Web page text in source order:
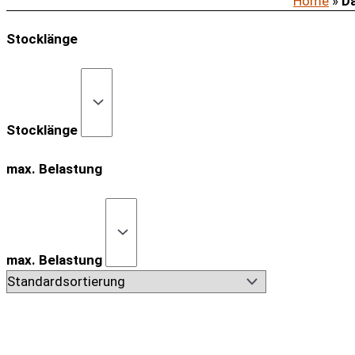
Stocklänge
Stocklänge
max. Belastung
max. Belastung